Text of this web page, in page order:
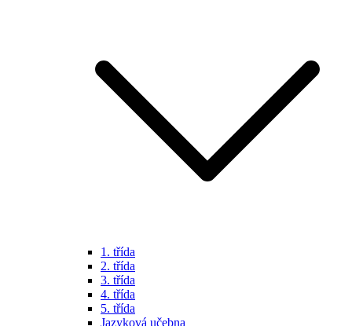
1. třída
2. třída
3. třída
4. třída
5. třída
Jazyková učebna